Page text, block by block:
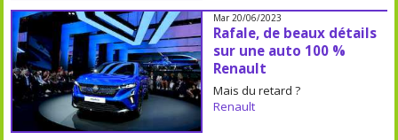
Mar 20/06/2023
Rafale, de beaux détails
sur une auto 100 %
Renault
Mais du retard ?
Renault